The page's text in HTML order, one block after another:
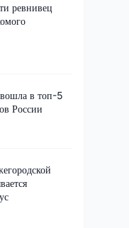
ревнивец
вошла в топ-5
России